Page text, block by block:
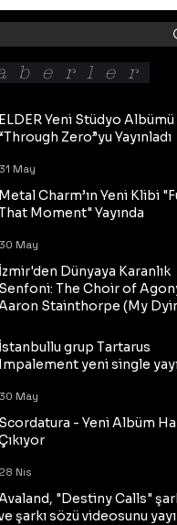
ELDER Yeni Stüdyo Albümü
Zero”yu Yayınladı
31 May
Metal Charm’ın Yeni Klibi
Moment" Yayında
30 May
İzmir'den Dünyaya Karanlık
Senfoni: The Choir of
Stainthorpe (My
Tekli!
30 May
İstanbullu grup Tartarus
Impalement yeni single
30 May
Scordatura - Yeni Albüm
28 Nis
"Destiny Calls"
şarkı sözü videosunu